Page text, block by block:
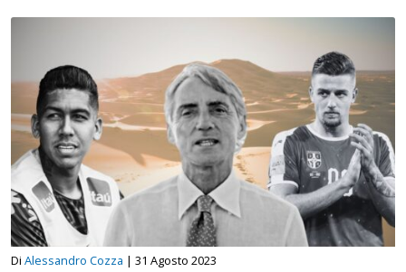
Di Alessandro Cozza | 31 Agosto 2023